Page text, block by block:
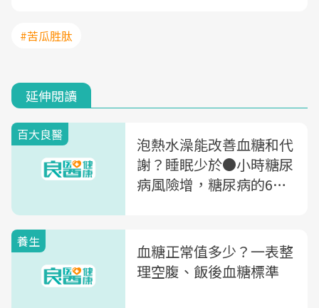
#苦瓜胜肽
延伸閱讀
百大良醫
泡熱水澡能改善血糖和代
謝？睡眠少於●小時糖尿
病風險增，糖尿病的6個
養生
血糖正常值多少？一表整
理空腹、飯後血糖標準